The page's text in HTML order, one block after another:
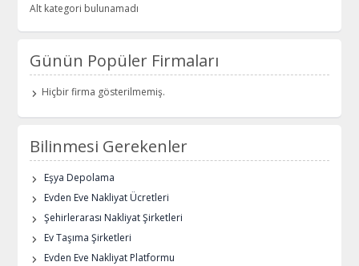
Alt kategori bulunamadı
Günün Popüler Firmaları
Hiçbir firma gösterilmemiş.
Bilinmesi Gerekenler
Eşya Depolama
Evden Eve Nakliyat Ücretleri
Şehirlerarası Nakliyat Şirketleri
Ev Taşıma Şirketleri
Evden Eve Nakliyat Platformu